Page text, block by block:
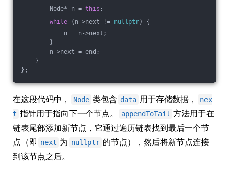
Node* n = this ;
while (n->next != nullptr) {
n = n->next;
}
n->next = end;
}
};
在这段代码中， Node 类包含 data 用于存储数据，
nex
t 指针用于指向下一个节点。 appendToTail 方法用于在
链表尾部添加新节点，它通过遍历链表找到最后一个节
点（即 next 为 nullptr 的节点），然后将新节点连接
到该节点之后。